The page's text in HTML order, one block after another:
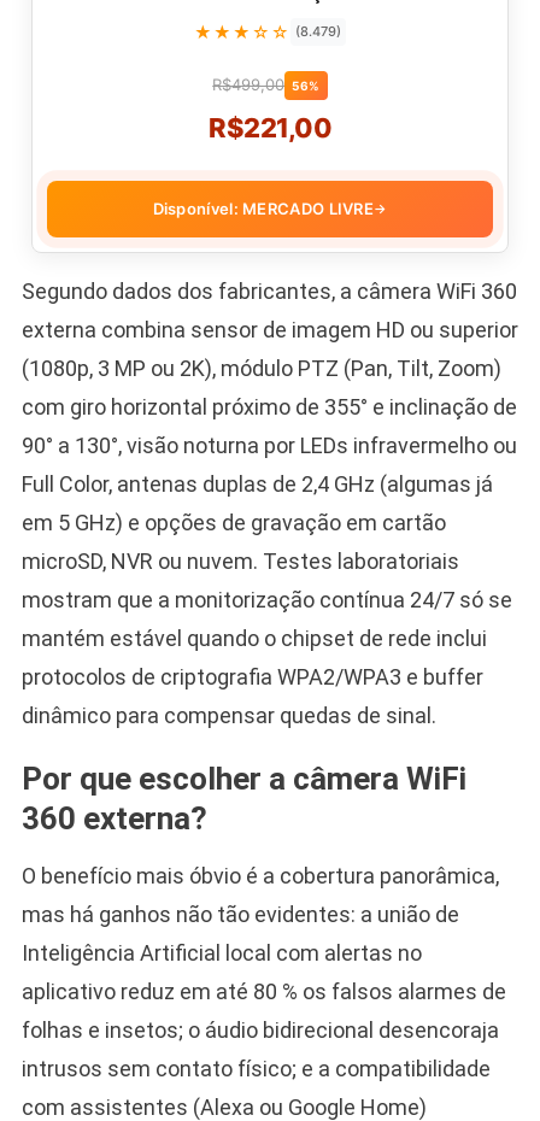
★★★☆☆ (8.479)
R$499,00 56%
R$221,00
Disponível: MERCADO LIVRE→
Segundo dados dos fabricantes, a câmera WiFi 360
externa combina sensor de imagem HD ou superior
(1080p, 3 MP ou 2K), módulo PTZ (Pan, Tilt, Zoom)
com giro horizontal próximo de 355° e inclinação de
90° a 130°, visão noturna por LEDs infravermelho ou
Full Color, antenas duplas de 2,4 GHz (algumas já
em 5 GHz) e opções de gravação em cartão
microSD, NVR ou nuvem. Testes laboratoriais
mostram que a monitorização contínua 24/7 só se
mantém estável quando o chipset de rede inclui
protocolos de criptografia WPA2/WPA3 e buffer
dinâmico para compensar quedas de sinal.
Por que escolher a câmera WiFi
360 externa?
O benefício mais óbvio é a cobertura panorâmica,
mas há ganhos não tão evidentes: a união de
Inteligência Artificial local com alertas no
aplicativo reduz em até 80 % os falsos alarmes de
folhas e insetos; o áudio bidirecional desencoraja
intrusos sem contato físico; e a compatibilidade
com assistentes (Alexa ou Google Home)